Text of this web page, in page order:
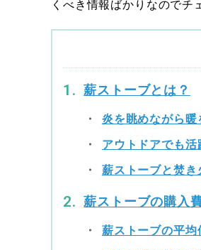
くべき情報ばかりなのでチ
薪ストーブとは？
炎を眺めながら暖
アウトドアでも活
薪ストーブと焚き
薪ストーブの購入
薪ストーブの平均